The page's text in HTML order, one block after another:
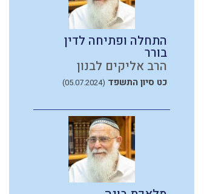
התחלה ופתיחה לדין
בורר
הרב אליקים לבנון
כט סיון התשפד (05.07.2024)